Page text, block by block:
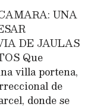
UNA
DE JAULAS
Que
villa portena,
de
donde se